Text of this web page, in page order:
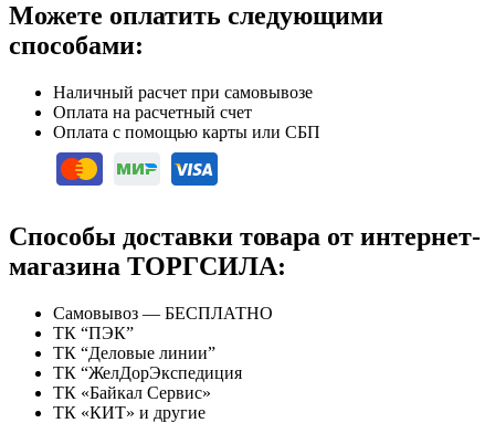
Можете оплатить следующими
способами:
Наличный расчет при самовывозе
Оплата на расчетный счет
Оплата с помощью карты или СБП
Способы доставки товара от интернет-
магазина ТОРГСИЛА:
Самовывоз — БЕСПЛАТНО
ТК “ПЭК”
ТК “Деловые линии”
ТК “ЖелДорЭкспедиция
ТК «Байкал Сервис»
ТК «КИТ» и другие